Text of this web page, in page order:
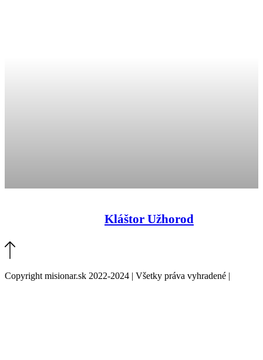
Kláštor Užhorod
Copyright misionar.sk 2022-2024 | Všetky práva vyhradené |